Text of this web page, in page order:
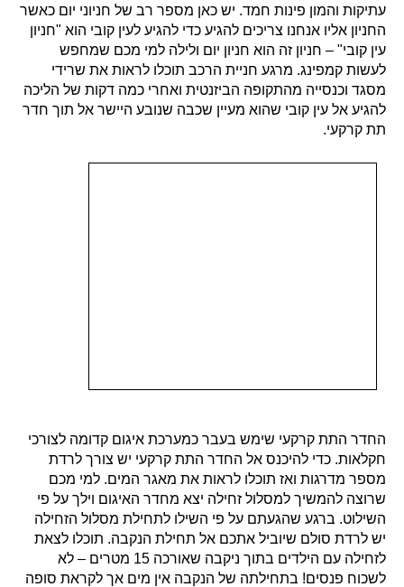
עתיקות והמון פינות חמד. יש כאן מספר רב של חניוני יום כאשר
החניון אליו אנחנו צריכים להגיע כדי להגיע לעין קובי הוא "חניון
עין קובי" – חניון זה הוא חניון יום ולילה למי מכם שמחפש
לעשות קמפינג. מרגע חניית הרכב תוכלו לראות את שרידי
מסגד וכנסייה מהתקופה הביזנטית ואחרי כמה דקות של הליכה
להגיע אל עין קובי שהוא מעיין שכבה שנובע היישר אל תוך חדר
תת קרקעי.
החדר התת קרקעי שימש בעבר כמערכת איגום קדומה לצורכי
חקלאות. כדי להיכנס אל החדר התת קרקעי יש צורך לרדת
מספר מדרגות ואז תוכלו לראות את מאגר המים. למי מכם
שרוצה להמשיך למסלול זחילה יצא מחדר האיגום וילך על פי
השילוט. ברגע שהגעתם על פי השילו לתחילת מסלול הזחילה
יש לרדת סולם שיוביל אתכם אל תחילת הנקבה. תוכלו לצאת
לזחילה עם הילדים בתוך ניקבה שאורכה 15 מטרים – לא
לשכוח פנסים! בתחילתה של הנקבה אין מים אך לקראת סופה